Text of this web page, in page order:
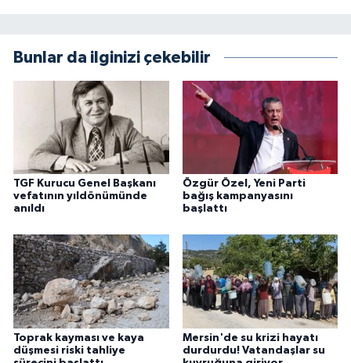
Bunlar da ilginizi çekebilir
TGF Kurucu Genel Başkanı
vefatının yıldönümünde
anıldı
Özgür Özel, Yeni Parti
bağış kampanyasını
başlattı
Toprak kayması ve kaya
düşmesi riski tahliye
Mersin'de su krizi hayatı
durdurdu! Vatandaşlar su